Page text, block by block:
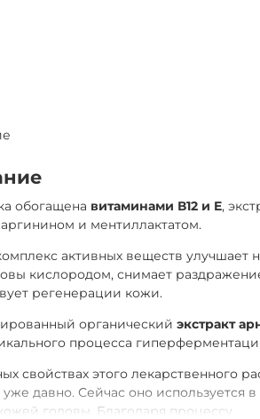
обогащена витаминами В12 и E,
и ментиллактатом.
активных веществ улучшает
кислородом, снимает
регенерации кожи.
органическийэкстракт
процесса
свойствах этого лекарственного
уже давно. Сейчас оно используется в
головы. Благодаря процессу